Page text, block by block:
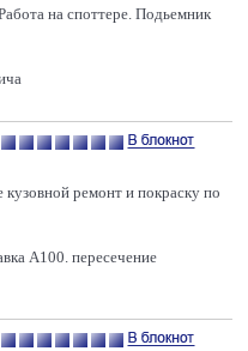
на споттере. Подьемник
ремонт и покраску по
А100. пересечение